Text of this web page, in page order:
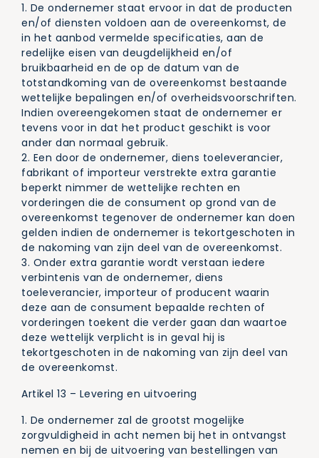
1. De ondernemer staat ervoor in dat de producten
en/of diensten voldoen aan de overeenkomst, de
in het aanbod vermelde specificaties, aan de
redelijke eisen van deugdelijkheid en/of
bruikbaarheid en de op de datum van de
totstandkoming van de overeenkomst bestaande
wettelijke bepalingen en/of overheidsvoorschriften.
Indien overeengekomen staat de ondernemer er
tevens voor in dat het product geschikt is voor
ander dan normaal gebruik.
2. Een door de ondernemer, diens toeleverancier,
fabrikant of importeur verstrekte extra garantie
beperkt nimmer de wettelijke rechten en
vorderingen die de consument op grond van de
overeenkomst tegenover de ondernemer kan doen
gelden indien de ondernemer is tekortgeschoten in
de nakoming van zijn deel van de overeenkomst.
3. Onder extra garantie wordt verstaan iedere
verbintenis van de ondernemer, diens
toeleverancier, importeur of producent waarin
deze aan de consument bepaalde rechten of
vorderingen toekent die verder gaan dan waartoe
deze wettelijk verplicht is in geval hij is
tekortgeschoten in de nakoming van zijn deel van
de overeenkomst.
Artikel 13 – Levering en uitvoering
1. De ondernemer zal de grootst mogelijke
zorgvuldigheid in acht nemen bij het in ontvangst
nemen en bij de uitvoering van bestellingen van